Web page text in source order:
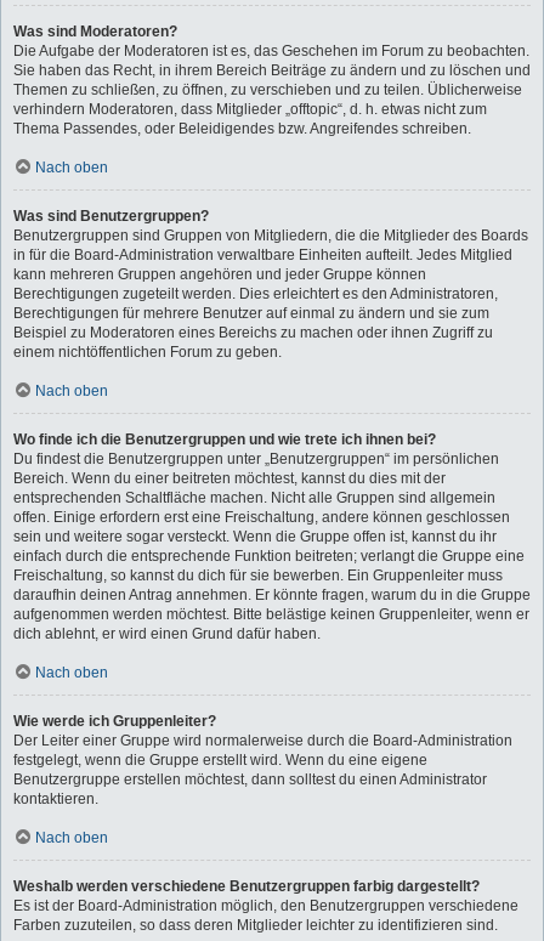
Was sind Moderatoren?
Die Aufgabe der Moderatoren ist es, das Geschehen im Forum zu beobachten.
Sie haben das Recht, in ihrem Bereich Beiträge zu ändern und zu löschen und
Themen zu schließen, zu öffnen, zu verschieben und zu teilen. Üblicherweise
verhindern Moderatoren, dass Mitglieder „offtopic“, d. h. etwas nicht zum
Thema Passendes, oder Beleidigendes bzw. Angreifendes schreiben.
Nach oben
Was sind Benutzergruppen?
Benutzergruppen sind Gruppen von Mitgliedern, die die Mitglieder des Boards
in für die Board-Administration verwaltbare Einheiten aufteilt. Jedes Mitglied
kann mehreren Gruppen angehören und jeder Gruppe können
Berechtigungen zugeteilt werden. Dies erleichtert es den Administratoren,
Berechtigungen für mehrere Benutzer auf einmal zu ändern und sie zum
Beispiel zu Moderatoren eines Bereichs zu machen oder ihnen Zugriff zu
einem nichtöffentlichen Forum zu geben.
Nach oben
Wo finde ich die Benutzergruppen und wie trete ich ihnen bei?
Du findest die Benutzergruppen unter „Benutzergruppen“ im persönlichen
Bereich. Wenn du einer beitreten möchtest, kannst du dies mit der
entsprechenden Schaltfläche machen. Nicht alle Gruppen sind allgemein
offen. Einige erfordern erst eine Freischaltung, andere können geschlossen
sein und weitere sogar versteckt. Wenn die Gruppe offen ist, kannst du ihr
einfach durch die entsprechende Funktion beitreten; verlangt die Gruppe eine
Freischaltung, so kannst du dich für sie bewerben. Ein Gruppenleiter muss
daraufhin deinen Antrag annehmen. Er könnte fragen, warum du in die Gruppe
aufgenommen werden möchtest. Bitte belästige keinen Gruppenleiter, wenn er
dich ablehnt, er wird einen Grund dafür haben.
Nach oben
Wie werde ich Gruppenleiter?
Der Leiter einer Gruppe wird normalerweise durch die Board-Administration
festgelegt, wenn die Gruppe erstellt wird. Wenn du eine eigene
Benutzergruppe erstellen möchtest, dann solltest du einen Administrator
kontaktieren.
Nach oben
Weshalb werden verschiedene Benutzergruppen farbig dargestellt?
Es ist der Board-Administration möglich, den Benutzergruppen verschiedene
Farben zuzuteilen, so dass deren Mitglieder leichter zu identifizieren sind.